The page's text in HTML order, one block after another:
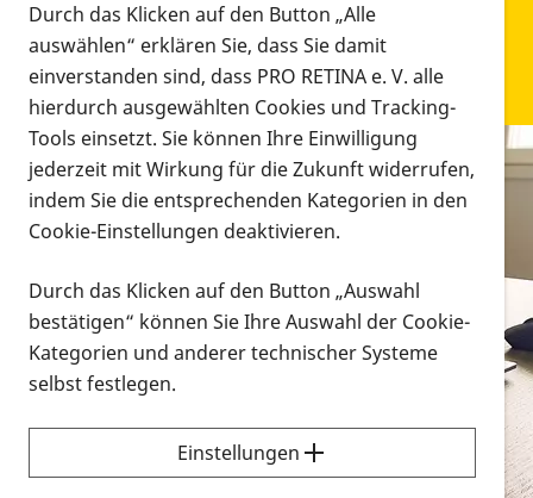
Infomaterial
Infomaterial
Vorlesen
Alle Infomaterialien in verschiedenen
Formaten an einem Ort
Sie möchten wissen, wie Sie nach Infonmaterial
suchen und dieses bestellen bzw. herunterladen
können? Schauen Sie sich dieErklärvideos zum
Durch das Klicken auf den Button „Alle
auswählen“ erklären Sie, dass Sie damit
einverstanden sind, dass PRO RETINA e. V. alle
hierdurch ausgewählten Cookies und Tracking-
Tools einsetzt. Sie können Ihre Einwilligung
jederzeit mit Wirkung für die Zukunft widerrufen,
indem Sie die entsprechenden Kategorien in den
Cookie-Einstellungen deaktivieren.
Durch das Klicken auf den Button „Auswahl
bestätigen“ können Sie Ihre Auswahl der Cookie-
Kategorien und anderer technischer Systeme
selbst festlegen.
Einstellungen